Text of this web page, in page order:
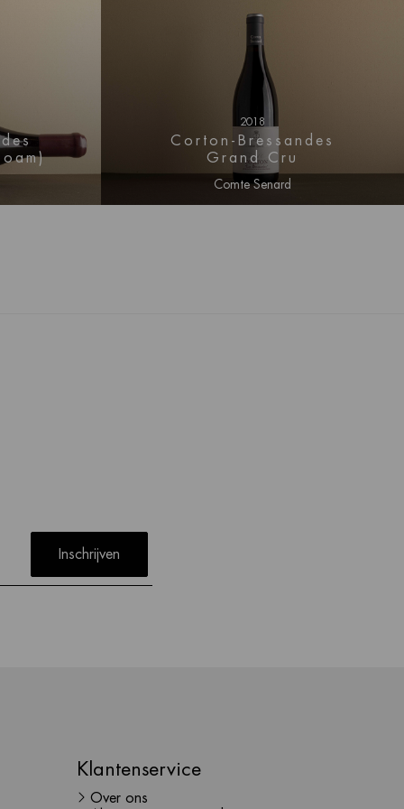
2018
Corton-Bressandes
Grand Cru
Comte Senard
Inschrijven
Klantenservice
Over ons